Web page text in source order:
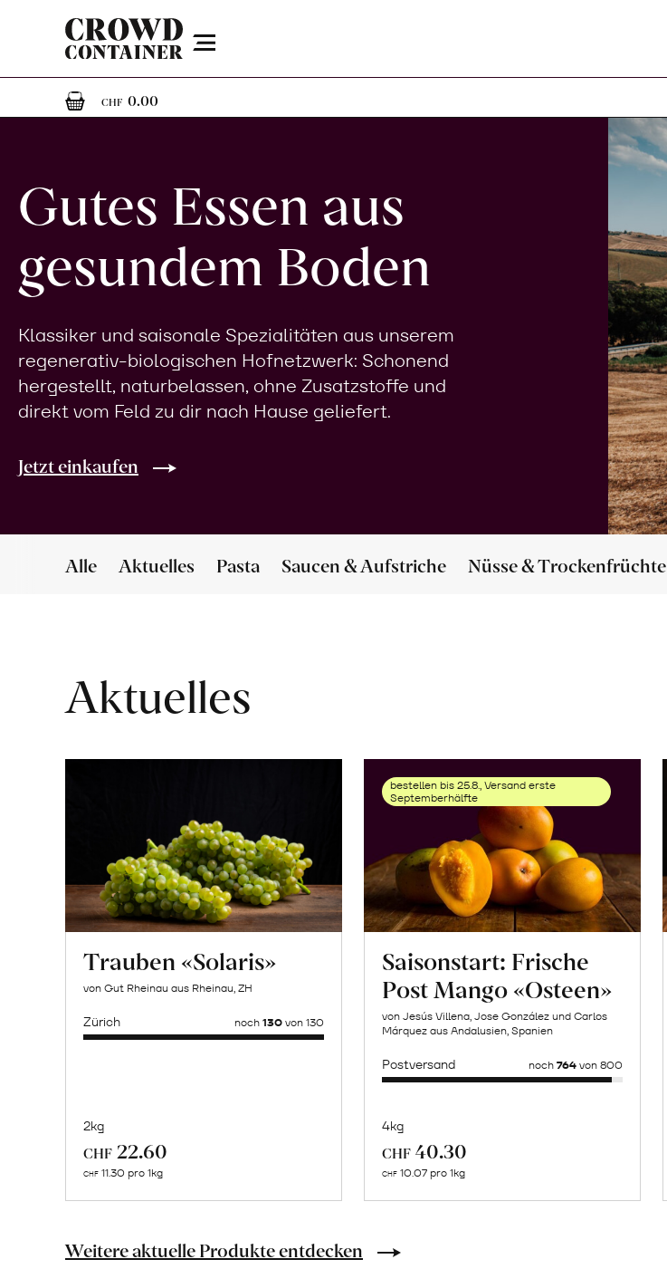
Menu
CHF 0.000 Artikel im Warenkorb
Gutes Essen aus
gesundem Boden
Klassiker und saisonale Spezialitäten aus unserem
regenerativ-biologischen Hofnetzwerk: Schonend
hergestellt, naturbelassen, ohne Zusatzstoffe und
direkt vom Feld zu dir nach Hause geliefert.
Jetzt einkaufen
Alle Aktuelles Pasta Saucen & Aufstriche Nüsse & Trockenfrüchte
Aktuelles
Trauben «Solaris»
von Gut Rheinau aus Rheinau, ZH
Zürich noch 130von 130
2kg
CHF 22.60
CHF 11.30 pro 1kg
Saisonstart:
Post
bestellen bis 25.8., Versand erste
Septemberhälfte
Saisonstart: Frische
Post Mango «Osteen»
von Jesús Villena, Jose González und Carlos
Márquez aus Andalusien, Spanien
Postversand noch 764von 800
4kg
CHF 40.30
CHF 10.07 pro 1kg
Trauben
Weitere aktuelle Produkte entdecken